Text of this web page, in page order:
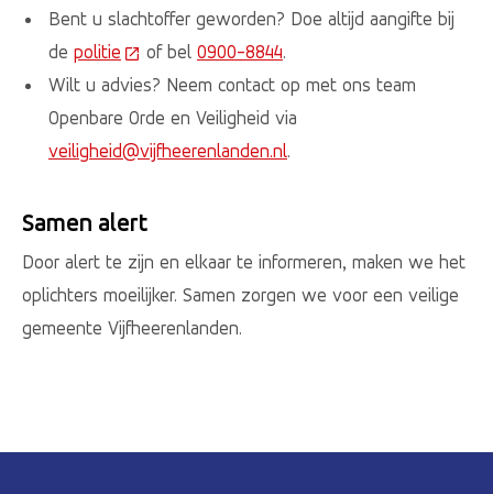
Bent u slachtoffer geworden? Doe altijd aangifte bij
de politie (Deze link gaat naar een externe website)
of bel 0900-8844.
Wilt u advies? Neem contact op met ons team
Openbare Orde en Veiligheid via
veiligheid@vijfheerenlanden.nl.
Samen alert
Door alert te zijn en elkaar te informeren, maken we het
oplichters moeilijker. Samen zorgen we voor een veilige
gemeente Vijfheerenlanden.